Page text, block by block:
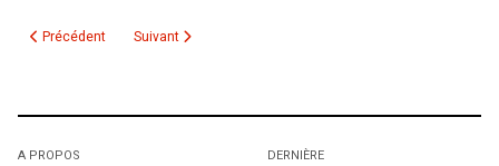
Article précédent : Collecte de fonds pour KSari.WebTV
Précédent Article suivant : Page Vide
Suivant
A PROPOS
DERNIÈRE